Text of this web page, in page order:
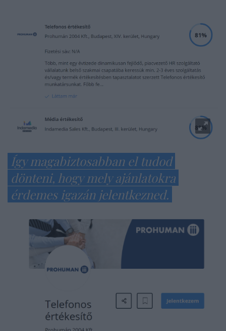
Így magabiztosabban el tudod
dönteni, hogy mely ajánlatokra
érdemes igazán jelentkezned.